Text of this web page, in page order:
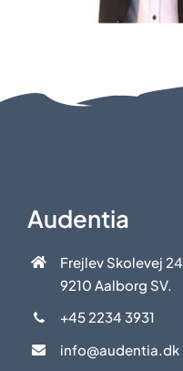
Audentia
Frejlev Skolevej 24
9210 Aalborg SV.
+45 2234 3931
info@audentia.dk